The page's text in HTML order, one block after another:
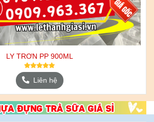
LY TRƠN PP 900ML
Liên hệ